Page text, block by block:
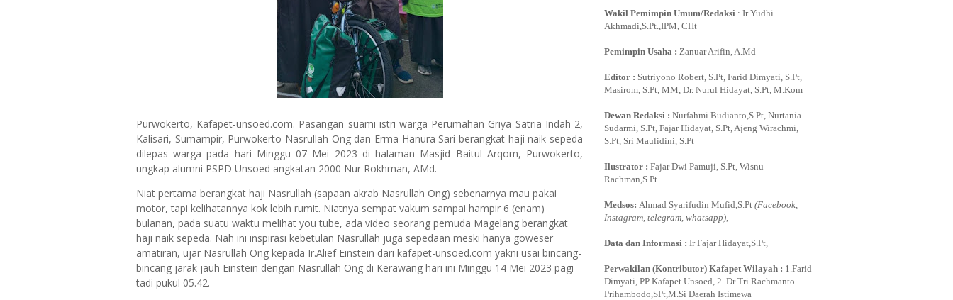
Purwokerto, Kafapet-unsoed.com. Pasangan suami istri warga Perumahan Griya Satria Indah 2,
Kalisari, Sumampir, Purwokerto Nasrullah Ong dan Erma Hanura Sari berangkat haji naik sepeda
dilepas warga pada hari Minggu 07 Mei 2023 di halaman Masjid Baitul Arqom, Purwokerto,
ungkap alumni PSPD Unsoed angkatan 2000 Nur Rokhman, AMd.
Niat pertama berangkat haji Nasrullah (sapaan akrab Nasrullah Ong) sebenarnya mau pakai
motor, tapi kelihatannya kok lebih rumit. Niatnya sempat vakum sampai hampir 6 (enam)
bulanan, pada suatu waktu melihat you tube, ada video seorang pemuda Magelang berangkat
haji naik sepeda. Nah ini inspirasi kebetulan Nasrullah juga sepedaan meski hanya goweser
amatiran, ujar Nasrullah Ong kepada Ir.Alief Einstein dari kafapet-unsoed.com yakni usai bincang-
bincang jarak jauh Einstein dengan Nasrullah Ong di Kerawang hari ini Minggu 14 Mei 2023 pagi
tadi pukul 05.42.
Wakil Pemimpin Umum/Redaksi : Ir Yudhi
Akhmadi,S.Pt.,IPM, CHt
Pemimpin Usaha : Zanuar Arifin, A.Md
Editor : Sutriyono Robert, S.Pt, Farid Dimyati, S.Pt,
Masirom, S.Pt, MM, Dr. Nurul Hidayat, S.Pt, M.Kom
Dewan Redaksi : Nurfahmi Budianto,S.Pt, Nurtania
Sudarmi, S.Pt, Fajar Hidayat, S.Pt, Ajeng Wirachmi,
S.Pt, Sri Maulidini, S.Pt
Ilustrator : Fajar Dwi Pamuji, S.Pt, Wisnu
Rachman,S.Pt
Medsos: Ahmad Syarifudin Mufid,S.Pt (Facebook,
Instagram, telegram, whatsapp),
Data dan Informasi : Ir Fajar Hidayat,S.Pt,
Perwakilan (Kontributor) Kafapet Wilayah : 1.Farid
Dimyati, PP Kafapet Unsoed, 2. Dr Tri Rachmanto
Prihambodo,SPt,M.Si Daerah Istimewa